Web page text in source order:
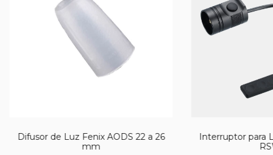
Difusor de Luz Fenix AODS 22 a 26
mm
Interruptor para